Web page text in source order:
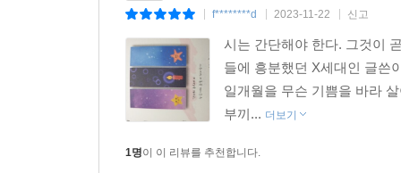
f********d 2023-11-22 신고
시는 간단해야 한다. 그것이
들에 흥분했던 X세대인 글쓴
일개월을 무슨 기쁨을 바라
부끼... 더보기
1명이 이 리뷰를 추천합니다.